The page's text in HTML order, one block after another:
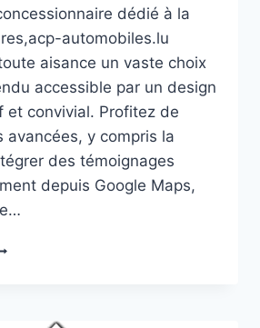
dédié à la
automobiles.lu
aisance un vaste choix
accessible par un design
et convivial. Profitez de
avancées, y compris la
des témoignages
depuis Google Maps,